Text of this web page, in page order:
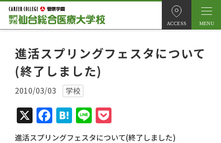
ACCESS
進活スプリングフェスタについて
(終了しました)
2010/03/03 学校
X Facebook
Hatena
Line
進活スプリングフェスタについて(終了しました)